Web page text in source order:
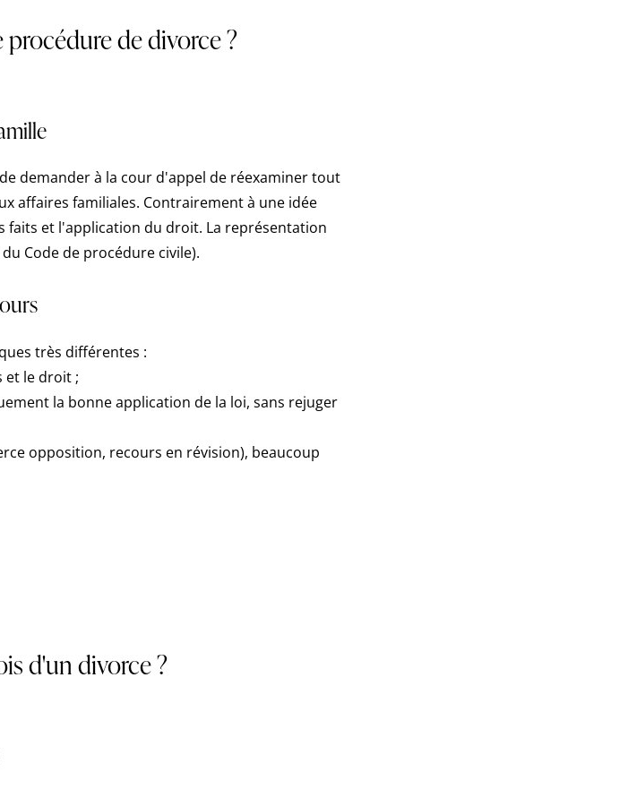
procédure de divorce ?
demander à la cour d'appel de réexaminer tout
affaires familiales. Contrairement à une idée
faits et l'application du droit. La représentation
Code de procédure civile).
très différentes :
et le droit ;
la bonne application de la loi, sans rejuger
opposition, recours en révision), beaucoup
d'un divorce ?